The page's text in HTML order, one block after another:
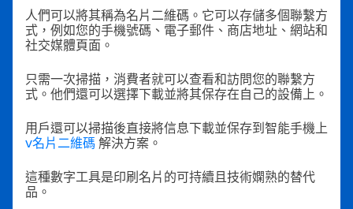
人們可以將其稱為名片二維碼。它可以存儲多個聯繫方
式，例如您的手機號碼、電子郵件、商店地址、網站和
社交媒體頁面。
只需一次掃描，消費者就可以查看和訪問您的聯繫方
式。他們還可以選擇下載並將其保存在自己的設備上。
用戶還可以掃描後直接將信息下載並保存到智能手機上
v名片二維碼 解決方案。
這種數字工具是印刷名片的可持續且技術嫻熟的替代
品。